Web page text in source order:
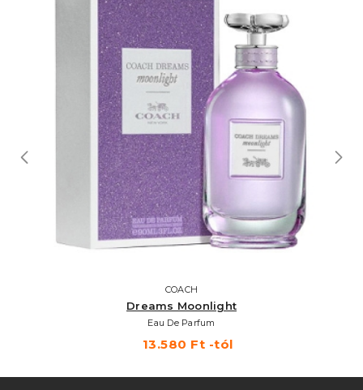
COACH
Dreams Moonlight
Eau De Parfum
13.580 Ft -tól